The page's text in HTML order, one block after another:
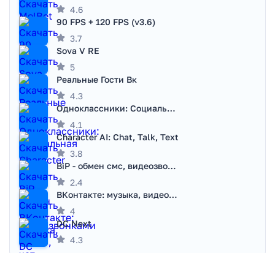
4.6
90 FPS + 120 FPS (v3.6)
3.7
Sova V RE
5
Реальные Гости Вк
4.3
Одноклассники: Социальная сеть
4.1
Character AI: Chat, Talk, Text
3.8
BiP - обмен смс, видеозвонками
2.4
ВКонтакте: музыка, видео, чат
4
DC Next
4.3